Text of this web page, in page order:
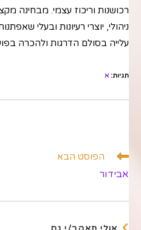
רכושנות וריכוז עצמי. מבחינה
ניהולי, יוצרי רעיונות ובעלי
עלייה בסולם הדרגות ולהכרה
תגיות: א
הפוסט הבא
אבידור